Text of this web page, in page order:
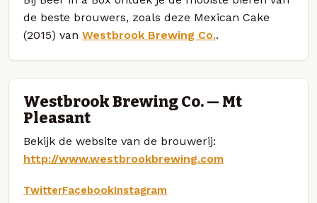
de beste brouwers, zoals deze Mexican Cake
(2015) van Westbrook Brewing Co..
Westbrook Brewing Co. — Mt
Pleasant
Bekijk de website van de brouwerij:
http://www.westbrookbrewing.com
TwitterFacebookInstagram